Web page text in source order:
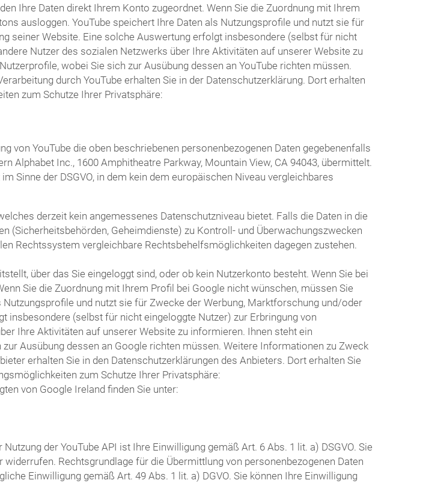
Ihre Daten direkt Ihrem Konto zugeordnet. Wenn Sie die Zuordnung mit Ihrem
ausloggen. YouTube speichert Ihre Daten als Nutzungsprofile und nutzt sie für
seiner Website. Eine solche Auswertung erfolgt insbesondere (selbst für nicht
Nutzer des sozialen Netzwerks über Ihre Aktivitäten auf unserer Website zu
wobei Sie sich zur Ausübung dessen an YouTube richten müssen.
durch YouTube erhalten Sie in der Datenschutzerklärung. Dort erhalten
zum Schutze Ihrer Privatsphäre:
von YouTube die oben beschriebenen personenbezogenen Daten gegebenenfalls
Alphabet Inc., 1600 Amphitheatre Parkway, Mountain View, CA 94043, übermittelt.
Sinne der DSGVO, in dem kein dem europäischen Niveau vergleichbares
derzeit kein angemessenes Datenschutzniveau bietet. Falls die Daten in die
(Sicherheitsbehörden, Geheimdienste) zu Kontroll- und Überwachungszwecken
Rechtssystem vergleichbare Rechtsbehelfsmöglichkeiten dagegen zustehen.
über das Sie eingeloggt sind, oder ob kein Nutzerkonto besteht. Wenn Sie bei
Sie die Zuordnung mit Ihrem Profil bei Google nicht wünschen, müssen Sie
und nutzt sie für Zwecke der Werbung, Marktforschung und/oder
(selbst für nicht eingeloggte Nutzer) zur Erbringung von
Ihre Aktivitäten auf unserer Website zu informieren. Ihnen steht ein
Ausübung dessen an Google richten müssen. Weitere Informationen zu Zweck
erhalten Sie in den Datenschutzerklärungen des Anbieters. Dort erhalten Sie
zum Schutze Ihrer Privatsphäre:
von Google Ireland finden Sie unter:
der YouTube API ist Ihre Einwilligung gemäß Art. 6 Abs. 1 lit. a) DSGVO. Sie
Rechtsgrundlage für die Übermittlung von personenbezogenen Daten
Einwilligung gemäß Art. 49 Abs. 1 lit. a) DGVO. Sie können Ihre Einwilligung